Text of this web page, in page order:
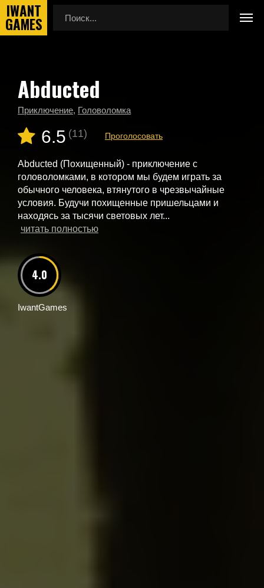
Главная
Новые игры
Abducted
Abducted
Приключение, Головоломка
6.5 (11) Проголосовать
Abducted (Похищенный) - приключение с
головоломками, в котором мы будем играть за
обычного человека, втянутого в чрезвычайные
условия. Будучи похищенные пришельцами и
находясь за тысячи световых лет...
читать полностью
4.0
IwantGames